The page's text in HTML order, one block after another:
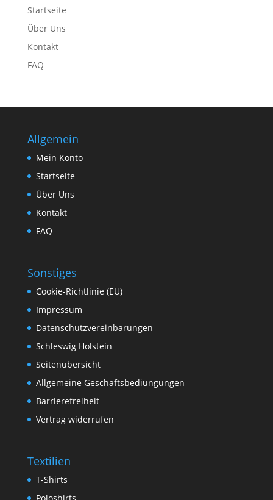
Startseite
Über Uns
Kontakt
FAQ
Allgemein
Mein Konto
Startseite
Über Uns
Kontakt
FAQ
Sonstiges
Cookie-Richtlinie (EU)
Impressum
Datenschutzvereinbarungen
Schleswig Holstein
Seitenübersicht
Allgemeine Geschäftsbediungungen
Barrierefreiheit
Vertrag widerrufen
Textilien
T-Shirts